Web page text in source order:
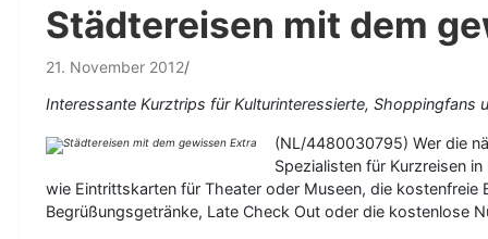
Städtereisen mit dem
21. November 2012
Interessante Kurztrips für Kulturinteressierte, Shoppingfans
(NL/4480030795) Wer die
Spezialisten für Kurzreisen
wie Eintrittskarten für Theater oder Museen, die
Begrüßungsgetränke, Late Check Out oder die kostenlose